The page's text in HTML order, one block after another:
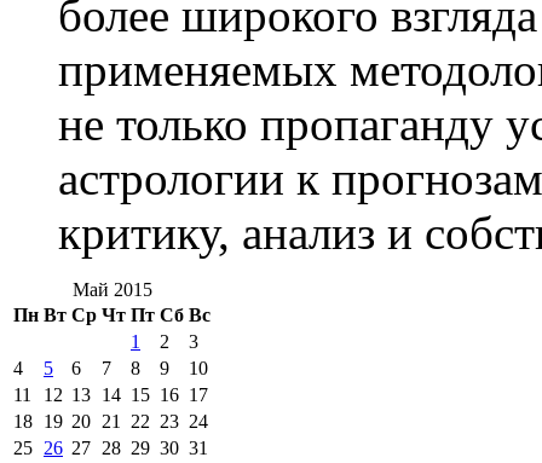
более широкого
применяемых
не только пропаганду
астрологии к
критику, анализ и
Май 2015
Пн Вт Ср Чт Пт Сб Вс
1
2
3
4
5 6 7 8 9
10
11
12 13 14 15 16 17
18 19 20 21 22 23 24
25 26 27 28 29 30 31